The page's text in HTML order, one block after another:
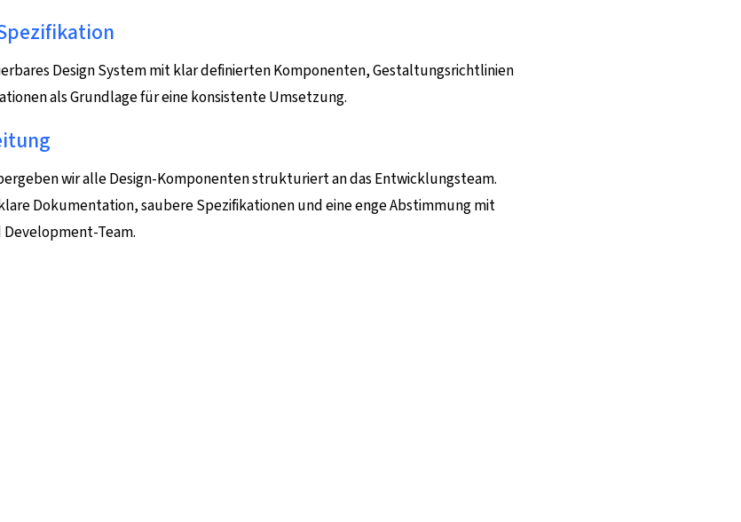
Design System mit klar definierten Komponenten, Gestaltungsrichtlinien
als Grundlage für eine konsistente Umsetzung.
wir alle Design-Komponenten strukturiert an das Entwicklungsteam.
Dokumentation, saubere Spezifikationen und eine enge Abstimmung mit
Team.